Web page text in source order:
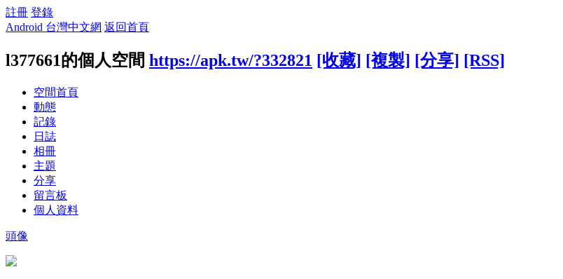
註冊 登錄
Android 台灣中文網 返回首頁
l377661的個人空間 https://apk.tw/?332821 [收藏] [複製] [分享] [RSS]
空間首頁
動態
記錄
日誌
相冊
主題
分享
留言板
個人資料
頭像